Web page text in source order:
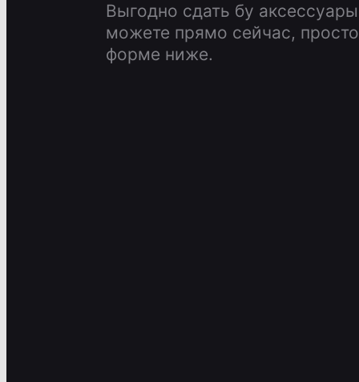
Выгодно сдать бу
можете прямо сейчас, просто
форме ниже.